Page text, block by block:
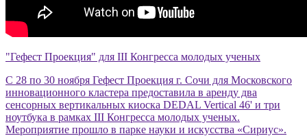
"Гефест Проекция" для III Конгресса молодых ученых
С 28 по 30 ноября Гефест Проекция г. Сочи для Московского
инновационного кластера предоставила в аренду два
сенсорных вертикальных киоска DEDAL Vertical 46' и три
ноутбука в рамках III Конгресса молодых ученых.
Мероприятие прошло в парке науки и искусства «Сириус».